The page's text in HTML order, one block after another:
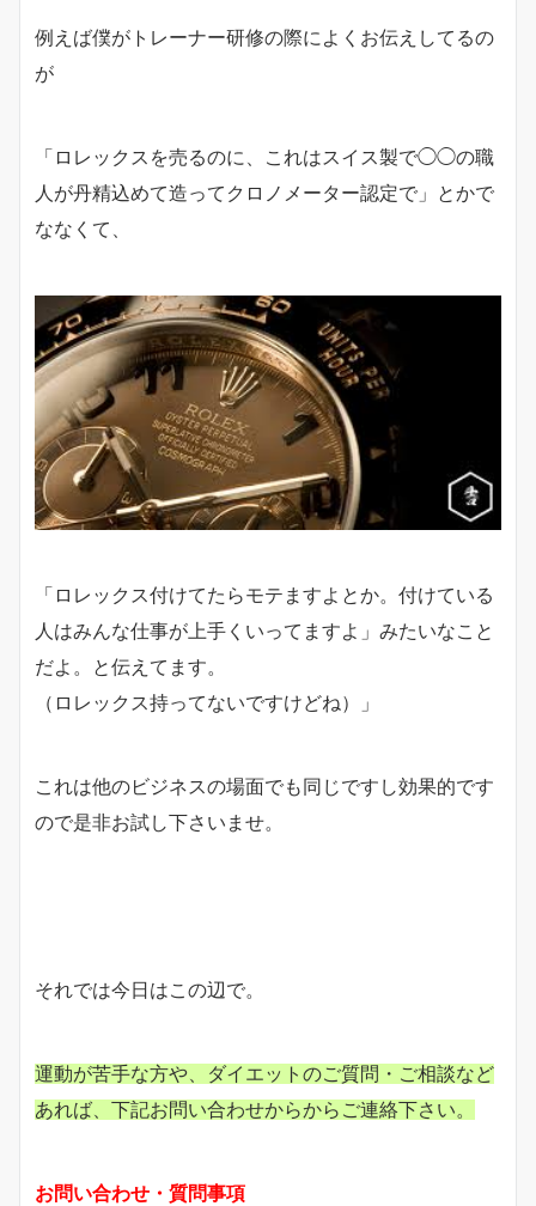
例えば僕がトレーナー研修の際によくお伝えしてるの
が
「ロレックスを売るのに、これはスイス製で◯◯の職
人が丹精込めて造ってクロノメーター認定で」とかで
ななくて、
「ロレックス付けてたらモテますよとか。付けている
人はみんな仕事が上手くいってますよ」みたいなこと
だよ。と伝えてます。
（ロレックス持ってないですけどね）」
これは他のビジネスの場面でも同じですし効果的です
ので是非お試し下さいませ。
それでは今日はこの辺で。
運動が苦手な方や、ダイエットのご質問・ご相談など
あれば、下記お問い合わせからからご連絡下さい。
お問い合わせ・質問事項